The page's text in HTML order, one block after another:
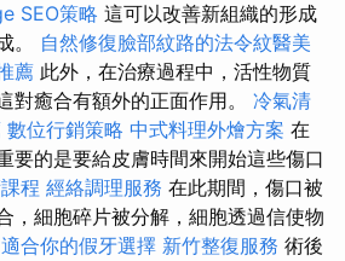
SEO策略 這可以改善新組織的形成
。 自然修復臉部紋路的法令紋醫美
薦 此外，在治療過程中，活性物質
對癒合有額外的正面作用。 冷氣清
數位行銷策略 中式料理外燴方案 在
要的是要給皮膚時間來開始這些傷口
程 經絡調理服務 在此期間，傷口被
，細胞碎片被分解，細胞透過信使物
適合你的假牙選擇 新竹整復服務 術後